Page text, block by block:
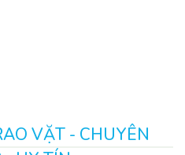
VẶT - CHUYÊN